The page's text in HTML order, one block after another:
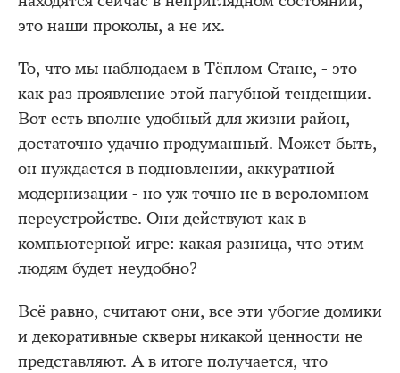
это наши проколы, а не их.
То, что мы наблюдаем в Тёплом Стане, - это
как раз проявление этой пагубной тенденции.
Вот есть вполне удобный для жизни район,
достаточно удачно продуманный. Может быть,
он нуждается в подновлении, аккуратной
модернизации - но уж точно не в вероломном
переустройстве. Они действуют как в
компьютерной игре: какая разница, что этим
людям будет неудобно?
Всё равно, считают они, все эти убогие домики
и декоративные скверы никакой ценности не
представляют. А в итоге получается, что